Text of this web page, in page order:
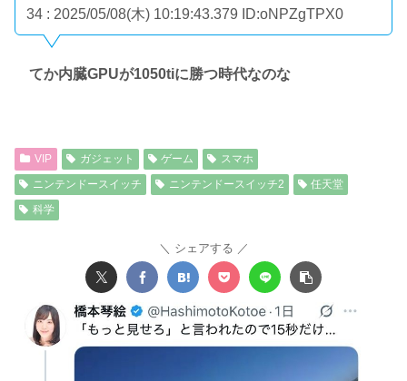
34 : 2025/05/08(木) 10:19:43.379 ID:oNPZgTPX0
てか内臓GPUが1050tiに勝つ時代なのな
VIP ガジェット ゲーム
スマホ
ニンテンドースイッチ
ニンテンドースイッチ2
任天堂
科学
シェアする